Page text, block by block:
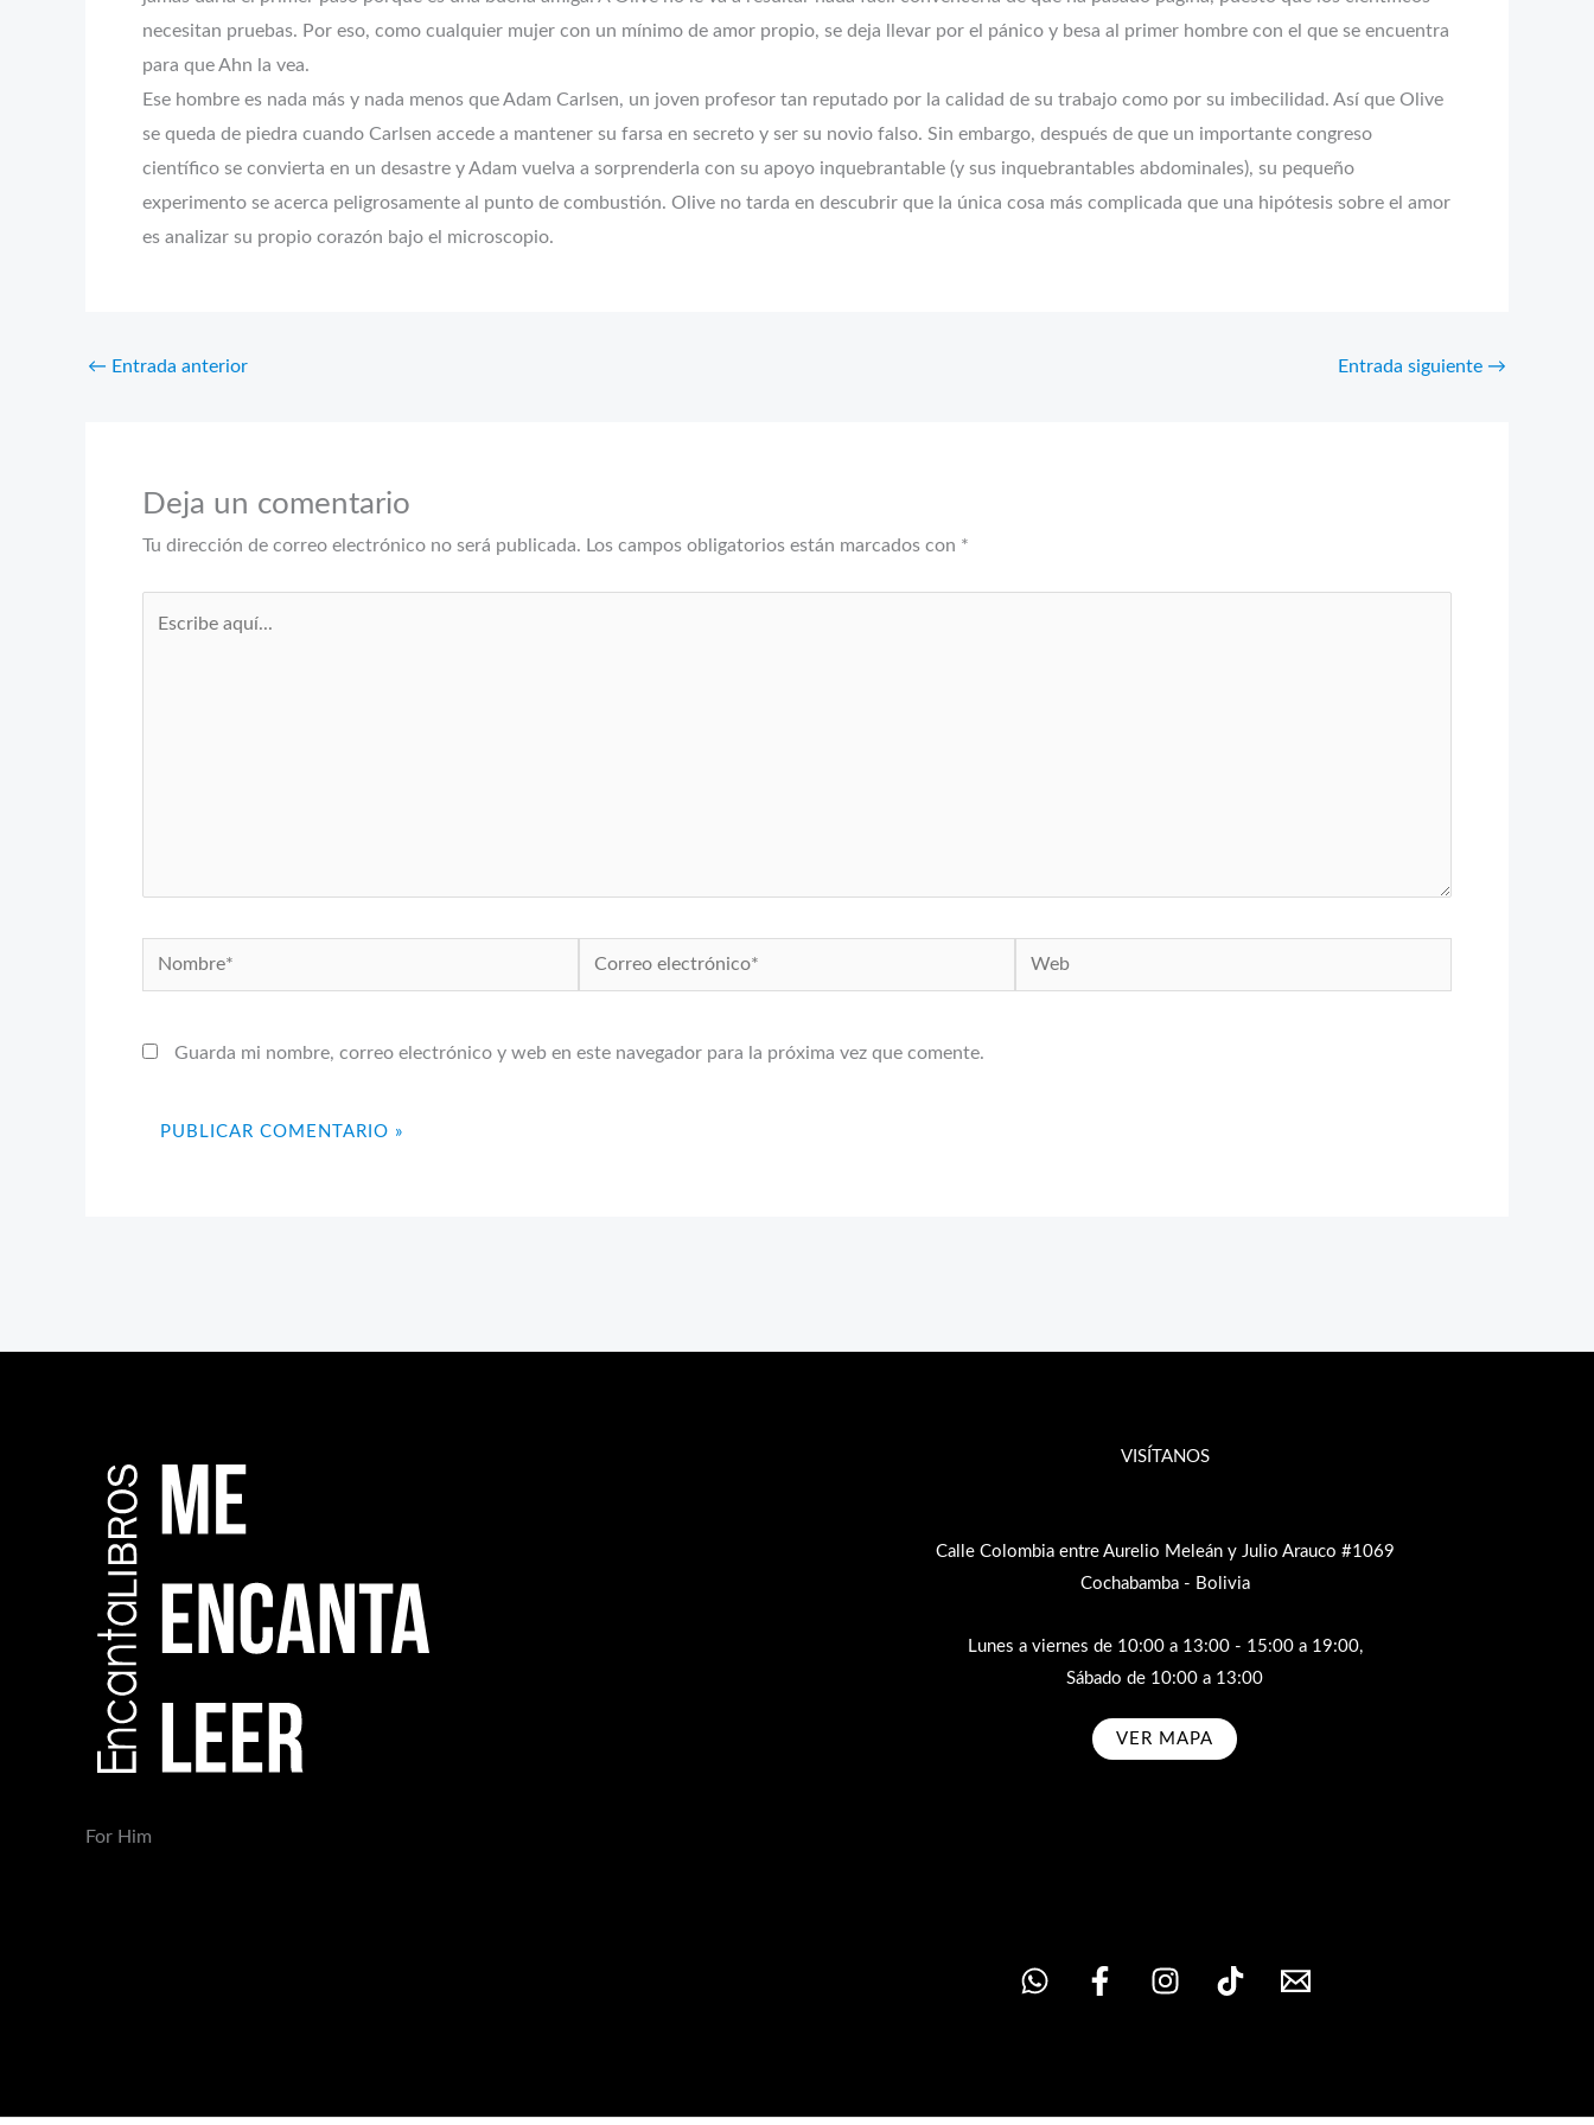
necesitan pruebas. Por eso, como cualquier mujer con un mínimo de amor propio, se deja llevar por el pánico y besa al primer hombre con el que se encuentra
para que Ahn la vea.
Ese hombre es nada más y nada menos que Adam Carlsen, un joven profesor tan reputado por la calidad de su trabajo como por su imbecilidad. Así que Olive
se queda de piedra cuando Carlsen accede a mantener su farsa en secreto y ser su novio falso. Sin embargo, después de que un importante congreso
científico se convierta en un desastre y Adam vuelva a sorprenderla con su apoyo inquebrantable (y sus inquebrantables abdominales), su pequeño
experimento se acerca peligrosamente al punto de combustión. Olive no tarda en descubrir que la única cosa más complicada que una hipótesis sobre el amor
es analizar su propio corazón bajo el microscopio.
← Entrada anterior Entrada siguiente →
Deja un comentario
Tu dirección de correo electrónico no será publicada. Los campos obligatorios están marcados con *
Nombre*
Correo
electrónico*
Web
Guarda mi nombre, correo electrónico y web en este navegador para la próxima vez que comente.
For Him
VISÍTANOS
Calle Colombia entre Aurelio Meleán y Julio Arauco #1069
Cochabamba - Bolivia
Lunes a viernes de 10:00 a 13:00 - 15:00 a 19:00,
Sábado de 10:00 a 13:00
VER MAPA